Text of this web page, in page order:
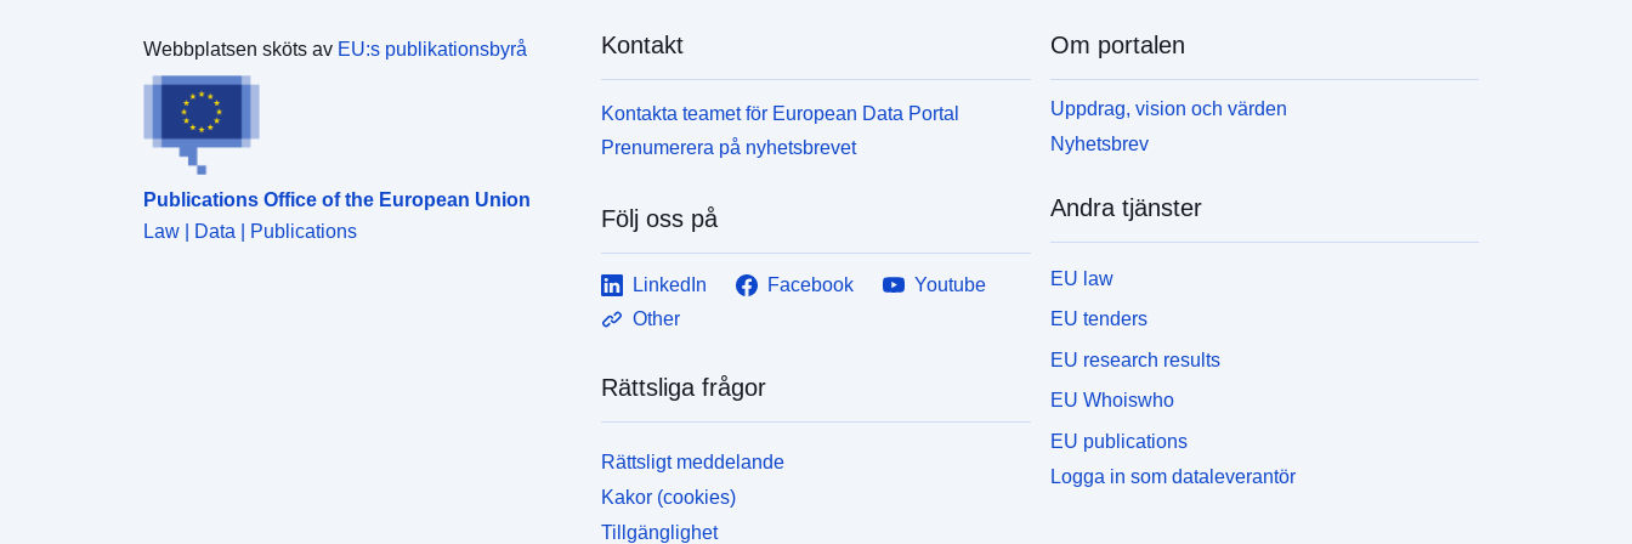
Webbplatsen sköts av EU:s publikationsbyrå
Publications Office of the European Union
Law | Data | Publications
Kontakt
Kontakta teamet för European Data Portal
Prenumerera på nyhetsbrevet
Följ oss på
LinkedIn Facebook
Youtube
Other
Rättsliga frågor
Rättsligt meddelande
Kakor (cookies)
Tillgänglighet
Om portalen
Uppdrag, vision och värden
Nyhetsbrev
Andra tjänster
EU law
EU tenders
EU research results
EU Whoiswho
EU publications
Logga in som dataleverantör